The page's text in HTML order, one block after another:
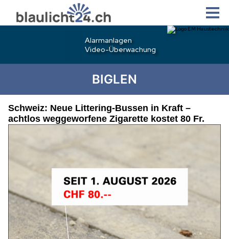
BIGLEN
Schweiz: Neue Littering-Bussen in Kraft –
achtlos weggeworfene Zigarette kostet 80 Fr.